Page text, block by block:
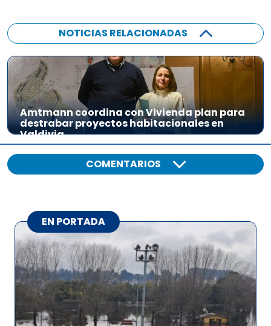
NOTICIAS RELACIONADAS
Amtmann coordina con Vivienda plan para
destrabar proyectos habitacionales en
Valdivia
COMENTARIOS
EN PORTADA